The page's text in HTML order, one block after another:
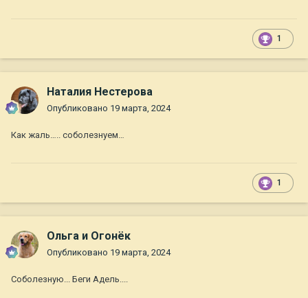
1
Наталия Нестерова
Опубликовано 19 марта, 2024
Как жаль….. соболезнуем…
1
Ольга и Огонёк
Опубликовано 19 марта, 2024
Соболезную... Беги Адель....